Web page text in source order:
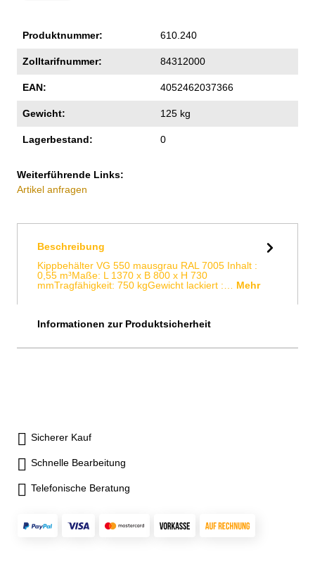
Produktnummer: 610.240
Zolltarifnummer: 84312000
EAN: 4052462037366
Gewicht: 125 kg
Lagerbestand: 0
Weiterführende Links:
Artikel anfragen
Beschreibung
Kippbehälter VG 550 mausgrau RAL 7005 Inhalt :
0,55 m³Maße: L 1370 x B 800 x H 730
mmTragfähigkeit: 750 kgGewicht lackiert :… Mehr
Informationen zur Produktsicherheit
Sicherer Kauf
Schnelle Bearbeitung
Telefonische Beratung